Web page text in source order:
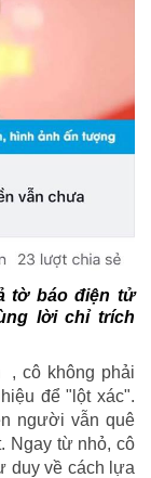
tờ báo điện tử
lời chỉ trích
, cô không phải
để "lột xác".
người vẫn quê
Ngay từ nhỏ, cô
duy về cách lựa